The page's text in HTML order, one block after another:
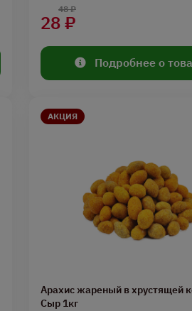
28 ₽
48 ₽
Подробнее о
АКЦИЯ
Арахис жареный в хрустящей
Сыр 1кг